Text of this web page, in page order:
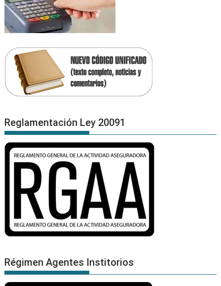
Reglamentación Ley 20091
Régimen Agentes Institorios